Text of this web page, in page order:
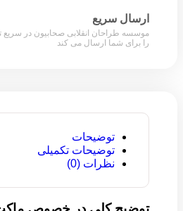
ارسال سریع
موسسه طراحان انقلابی صحابیون در
را برای شما ارسال می کند
توضیحات
توضیحات تکمیلی
نظرات (0)